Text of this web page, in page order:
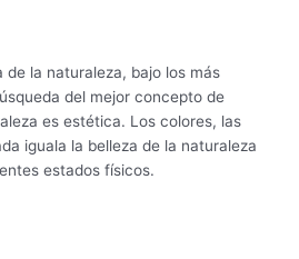
de la naturaleza, bajo los más
del mejor concepto de
es estética. Los colores, las
iguala la belleza de la naturaleza
estados físicos.